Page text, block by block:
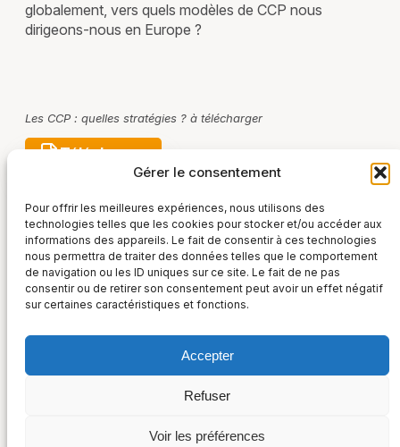
Gérer le consentement
Pour offrir les meilleures expériences, nous utilisons des
technologies telles que les cookies pour stocker et/ou accéder aux
informations des appareils. Le fait de consentir à ces technologies
nous permettra de traiter des données telles que le comportement
de navigation ou les ID uniques sur ce site. Le fait de ne pas
consentir ou de retirer son consentement peut avoir un effet négatif
sur certaines caractéristiques et fonctions.
Accepter
Refuser
Voir les préférences
globalement, vers quels modèles de CCP nous
dirigeons-nous en Europe ?
Les CCP : quelles stratégies ? à télécharger
Télécharger
+33 (0) 1 48 00 52 01